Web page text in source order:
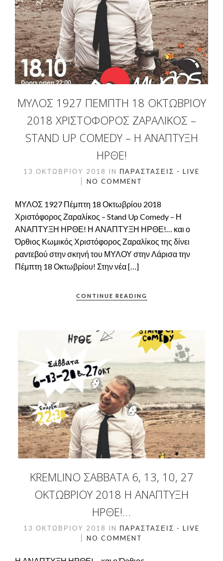
ΜΥΛΟΣ 1927 ΠΈΜΠΤΗ 18 ΟΚΤΩΒΡΊΟΥ
2018 ΧΡΙΣΤΌΦΟΡΟΣ ΖΑΡΑΛΊΚΟΣ –
STAND UP COMEDY – Η ΑΝΑΠΤΥΞΗ
ΗΡΘΕ!
13 ΟΚΤΩΒΡΊΟΥ 2018 IN ΠΑΡΑΣΤΆΣΕΙΣ - LIVE
NO COMMENT
ΜΥΛΟΣ 1927 Πέμπτη 18 Οκτωβρίου 2018
Χριστόφορος Ζαραλίκος – Stand Up Comedy – Η
ΑΝΑΠΤΥΞΗ ΗΡΘΕ! Η ΑΝΑΠΤΥΞΗ ΗΡΘΕ!… και ο
Όρθιος Κωμικός Χριστόφορος Ζαραλίκος της δίνει
ραντεβού στην σκηνή του ΜΥΛΟΥ στην Λάρισα την
Πέμπτη 18 Οκτωβρίου! Στην νέα […]
CONTINUE READING
KREMLINO ΣΆΒΒΑΤΑ 6, 13, 10, 27
ΟΚΤΩΒΡΊΟΥ 2018 Η ΑΝΑΠΤΥΞΗ
ΗΡΘΕ!…
13 ΟΚΤΩΒΡΊΟΥ 2018 IN ΠΑΡΑΣΤΆΣΕΙΣ - LIVE
NO COMMENT